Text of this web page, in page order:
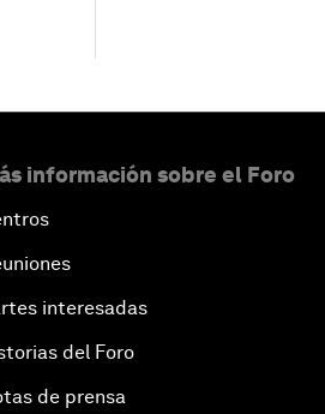
información sobre el Foro
interesadas
del Foro
de prensa